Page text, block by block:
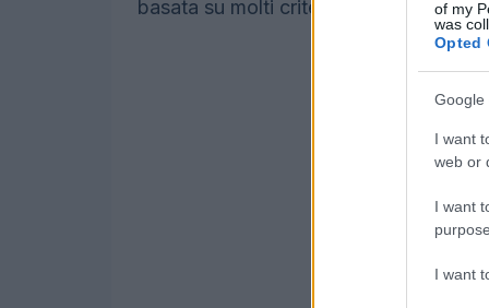
of my
was
Opted
Google
I want
web or
I want
I want
basata su molti criteri diversi.